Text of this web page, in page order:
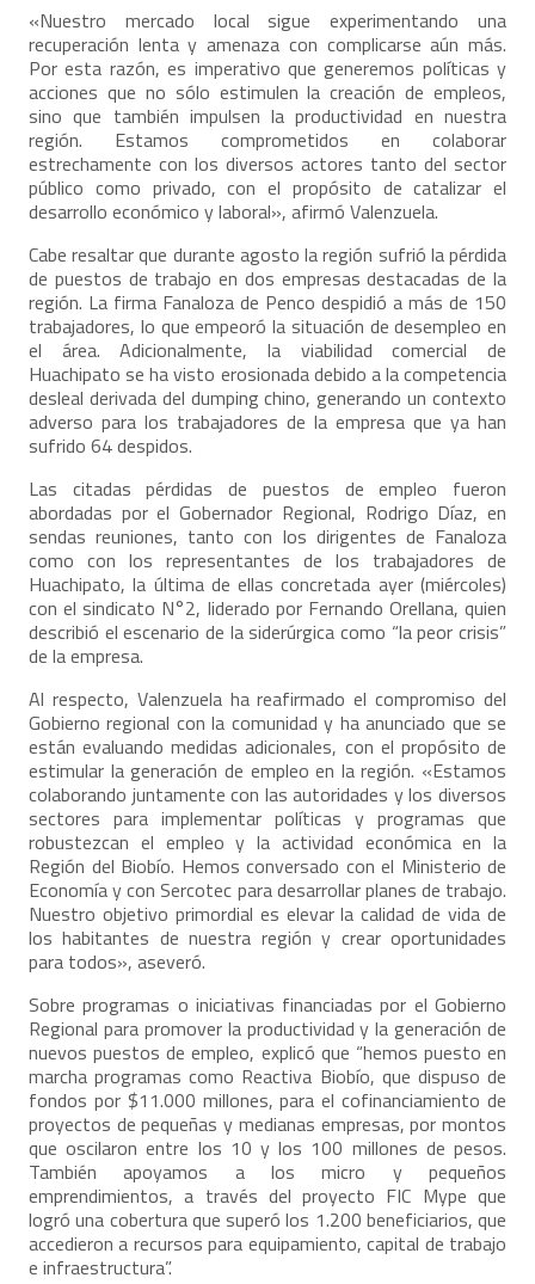
«Nuestro mercado local sigue experimentando una
recuperación lenta y amenaza con complicarse aún más.
Por esta razón, es imperativo que generemos políticas y
acciones que no sólo estimulen la creación de empleos,
sino que también impulsen la productividad en nuestra
región. Estamos comprometidos en colaborar
estrechamente con los diversos actores tanto del sector
público como privado, con el propósito de catalizar el
desarrollo económico y laboral», afirmó Valenzuela.
Cabe resaltar que durante agosto la región sufrió la pérdida
de puestos de trabajo en dos empresas destacadas de la
región. La firma Fanaloza de Penco despidió a más de 150
trabajadores, lo que empeoró la situación de desempleo en
el área. Adicionalmente, la viabilidad comercial de
Huachipato se ha visto erosionada debido a la competencia
desleal derivada del dumping chino, generando un contexto
adverso para los trabajadores de la empresa que ya han
sufrido 64 despidos.
Las citadas pérdidas de puestos de empleo fueron
abordadas por el Gobernador Regional, Rodrigo Díaz, en
sendas reuniones, tanto con los dirigentes de Fanaloza
como con los representantes de los trabajadores de
Huachipato, la última de ellas concretada ayer (miércoles)
con el sindicato N°2, liderado por Fernando Orellana, quien
describió el escenario de la siderúrgica como “la peor crisis”
de la empresa.
Al respecto, Valenzuela ha reafirmado el compromiso del
Gobierno regional con la comunidad y ha anunciado que se
están evaluando medidas adicionales, con el propósito de
estimular la generación de empleo en la región. «Estamos
colaborando juntamente con las autoridades y los diversos
sectores para implementar políticas y programas que
robustezcan el empleo y la actividad económica en la
Región del Biobío. Hemos conversado con el Ministerio de
Economía y con Sercotec para desarrollar planes de trabajo.
Nuestro objetivo primordial es elevar la calidad de vida de
los habitantes de nuestra región y crear oportunidades
para todos», aseveró.
Sobre programas o iniciativas financiadas por el Gobierno
Regional para promover la productividad y la generación de
nuevos puestos de empleo, explicó que “hemos puesto en
marcha programas como Reactiva Biobío, que dispuso de
fondos por $11.000 millones, para el cofinanciamiento de
proyectos de pequeñas y medianas empresas, por montos
que oscilaron entre los 10 y los 100 millones de pesos.
También apoyamos a los micro y pequeños
emprendimientos, a través del proyecto FIC Mype que
logró una cobertura que superó los 1.200 beneficiarios, que
accedieron a recursos para equipamiento, capital de trabajo
e infraestructura”.